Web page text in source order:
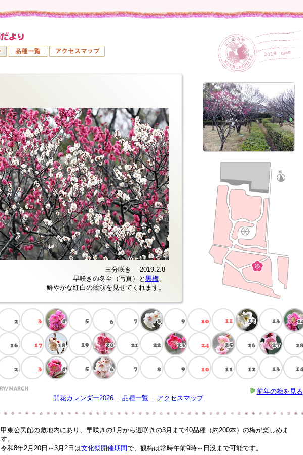
三分咲き 2019.2.8
早咲きの冬至（写真）と 黒梅、
鮮やかな紅白の競演を見せてくれます。
前年の梅を見る
開花カレンダー2026
品種一覧 アクセスマップ
甲東公民館の敷地内にあり、早咲きの1月から遅咲きの3月まで40品種（約200本）の梅が楽しめま
す。
令和8年2月20日～3月2日は文化祭開催期間で、観梅は常時午前9時～日没まで可能です。